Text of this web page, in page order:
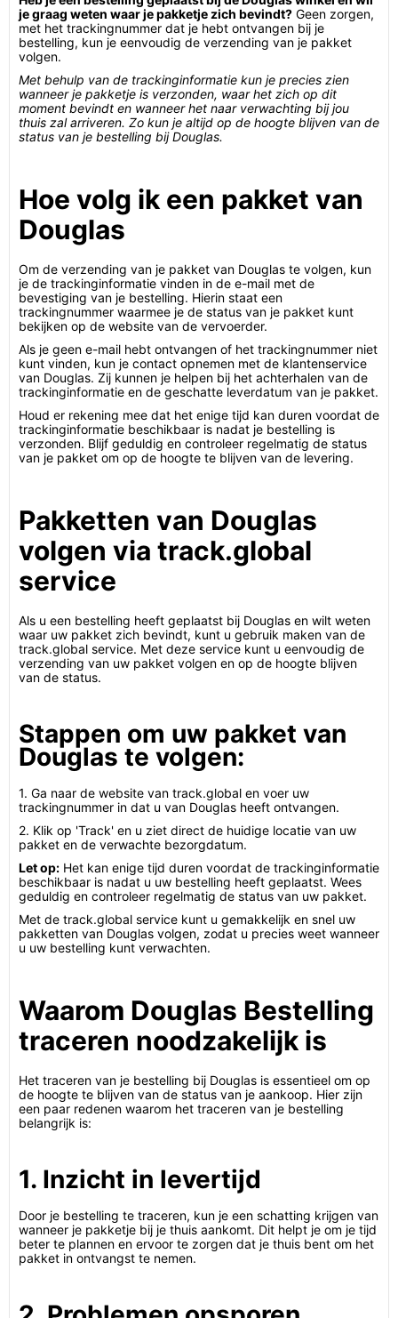
je graag weten waar je pakketje zich bevindt? Geen zorgen,
met het trackingnummer dat je hebt ontvangen bij je
bestelling, kun je eenvoudig de verzending van je pakket
volgen.
Met behulp van de trackinginformatie kun je precies zien
wanneer je pakketje is verzonden, waar het zich op dit
moment bevindt en wanneer het naar verwachting bij jou
thuis zal arriveren. Zo kun je altijd op de hoogte blijven van de
status van je bestelling bij Douglas.
Hoe volg ik een pakket van
Douglas
Om de verzending van je pakket van Douglas te volgen, kun
je de trackinginformatie vinden in de e-mail met de
bevestiging van je bestelling. Hierin staat een
trackingnummer waarmee je de status van je pakket kunt
bekijken op de website van de vervoerder.
Als je geen e-mail hebt ontvangen of het trackingnummer niet
kunt vinden, kun je contact opnemen met de klantenservice
van Douglas. Zij kunnen je helpen bij het achterhalen van de
trackinginformatie en de geschatte leverdatum van je pakket.
Houd er rekening mee dat het enige tijd kan duren voordat de
trackinginformatie beschikbaar is nadat je bestelling is
verzonden. Blijf geduldig en controleer regelmatig de status
van je pakket om op de hoogte te blijven van de levering.
Pakketten van Douglas
volgen via track.global
service
Als u een bestelling heeft geplaatst bij Douglas en wilt weten
waar uw pakket zich bevindt, kunt u gebruik maken van de
track.global service. Met deze service kunt u eenvoudig de
verzending van uw pakket volgen en op de hoogte blijven
van de status.
Stappen om uw pakket van
Douglas te volgen:
1. Ga naar de website van track.global en voer uw
trackingnummer in dat u van Douglas heeft ontvangen.
2. Klik op 'Track' en u ziet direct de huidige locatie van uw
pakket en de verwachte bezorgdatum.
Let op: Het kan enige tijd duren voordat de trackinginformatie
beschikbaar is nadat u uw bestelling heeft geplaatst. Wees
geduldig en controleer regelmatig de status van uw pakket.
Met de track.global service kunt u gemakkelijk en snel uw
pakketten van Douglas volgen, zodat u precies weet wanneer
u uw bestelling kunt verwachten.
Waarom Douglas Bestelling
traceren noodzakelijk is
Het traceren van je bestelling bij Douglas is essentieel om op
de hoogte te blijven van de status van je aankoop. Hier zijn
een paar redenen waarom het traceren van je bestelling
belangrijk is:
1. Inzicht in levertijd
Door je bestelling te traceren, kun je een schatting krijgen van
wanneer je pakketje bij je thuis aankomt. Dit helpt je om je tijd
beter te plannen en ervoor te zorgen dat je thuis bent om het
pakket in ontvangst te nemen.